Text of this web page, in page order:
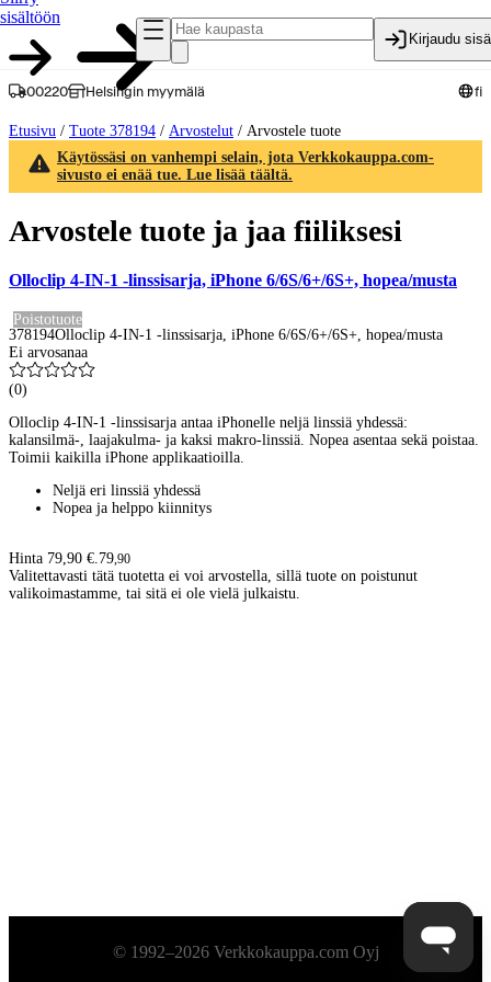
sisältöön
Kirjaudu
00220 Helsingin myymälä fi
Etusivu / Tuote 378194 / Arvostelut / Arvostele tuote
Käytössäsi on vanhempi selain, jota Verkkokauppa.com-
sivusto ei enää tue. Lue lisää täältä.
Arvostele tuote ja jaa fiiliksesi
Olloclip 4-IN-1 -linssisarja, iPhone 6/6S/6+/6S+, hopea/musta
Poistotuote
378194Olloclip 4-IN-1 -linssisarja, iPhone 6/6S/6+/6S+, hopea/musta
Ei arvosanaa
(0)
Olloclip 4-IN-1 -linssisarja antaa iPhonelle neljä linssiä yhdessä:
kalansilmä-, laajakulma- ja kaksi makro-linssiä. Nopea asentaa sekä poistaa.
Toimii kaikilla iPhone applikaatioilla.
Neljä eri linssiä yhdessä
Nopea ja helppo kiinnitys
Hinta 79,90 €. 79,90
Valitettavasti tätä tuotetta ei voi arvostella, sillä tuote on poistunut
valikoimastamme, tai sitä ei ole vielä julkaistu.
Alatunniste© 1992–2026 Verkkokauppa.com Oyj